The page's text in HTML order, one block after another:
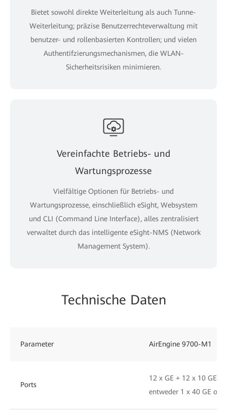
Bietet sowohl direkte Weiterleitung als auch Tunne-
Weiterleitung; präzise Benutzerrechteverwaltung mit
benutzer- und rollenbasierten Kontrollen; und vielen
Authentifzierungsmechanismen, die WLAN-
Sicherheitsrisiken minimieren.
Vereinfachte Betriebs- und
Wartungsprozesse
Vielfältige Optionen für Betriebs- und
Wartungsprozesse, einschließlich eSight, Websystem
und CLI (Command Line Interface), alles zentralisiert
verwaltet durch das intelligente eSight-NMS (Network
Management System).
Technische Daten
Parameter AirEngine 9700-M1
Ports
12 x GE + 12 x 10 GE
entweder 1 x 40 GE